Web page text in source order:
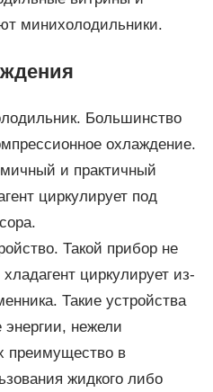
минихолодильники.
Большинство
охлаждение.
и практичный
циркулирует под
Такой прибор не
циркулирует из-
Такие устройства
нежели
преимущество в
жидкого либо